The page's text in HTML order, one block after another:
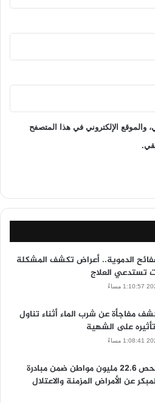
والموقع الإلكتروني في هذا المتصفح
الدموية.. أعراض تكشف المشكلة
تستدعي العلاج
مساءً
مفاجأة عن شرب الماء أثناء تناول
على الشهية
مساءً
الصحة: فحص 22.6 مليون مواطن ضمن مبادرة
عن الأمراض المزمنة والاعتلال